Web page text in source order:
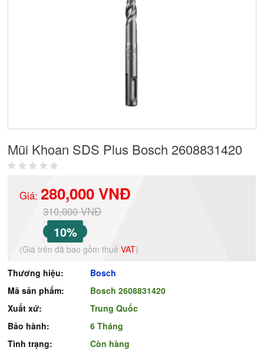
Mũi Khoan SDS Plus Bosch 2608831420
Giá:280,000 VNĐ
310,000 VNĐ
10%
(Giá trên đã bao gồm thuếVAT)
Thương hiệu:
Bosch
Mã sản phẩm:
Bosch 2608831420
Xuất xứ:
Trung Quốc
Bảo hành:
6 Tháng
Tình trạng:
Còn hàng